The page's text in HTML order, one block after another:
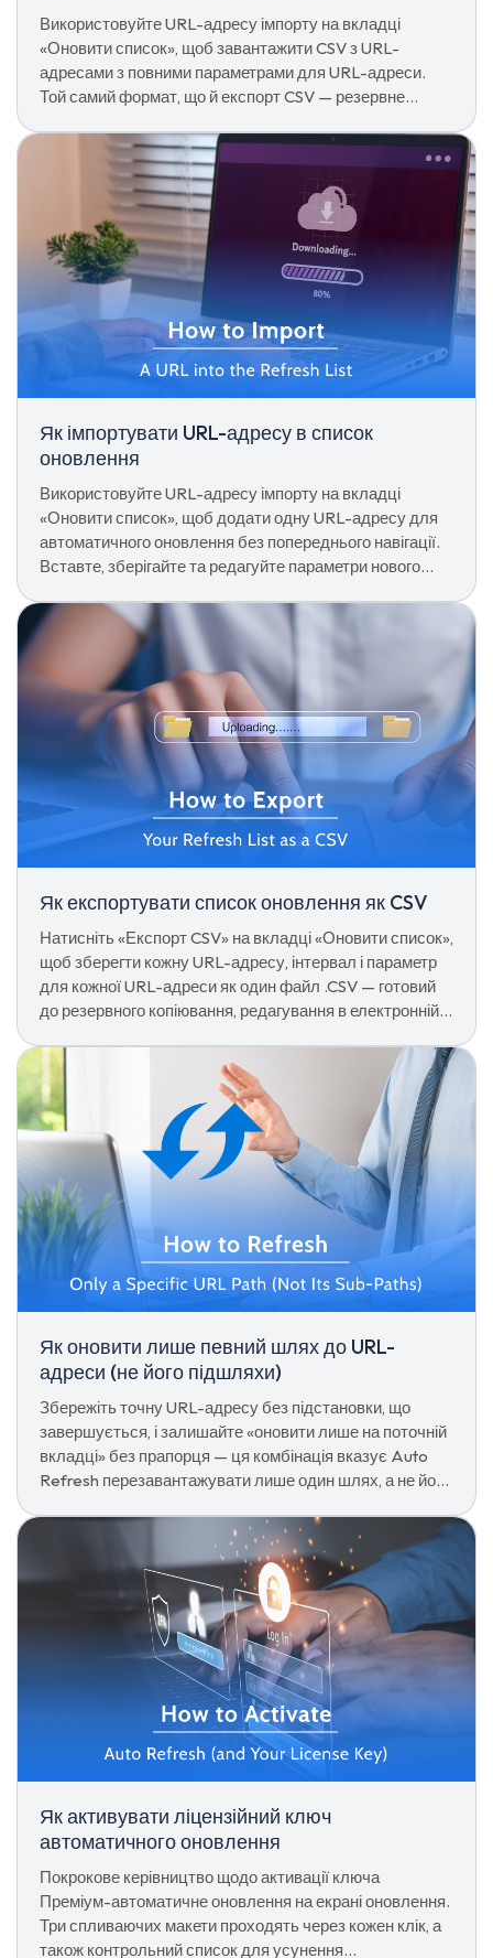
Використовуйте URL-адресу імпорту на вкладці
«Оновити список», щоб завантажити CSV з URL-
адресами з повними параметрами для URL-адреси.
Той самий формат, що й експорт CSV — резервне
конфігурації одним кліком.
Як імпортувати URL-адресу в список
оновлення
Використовуйте URL-адресу імпорту на вкладці
«Оновити список», щоб додати одну URL-адресу для
автоматичного оновлення без попереднього навігації.
Вставте, зберігайте та редагуйте параметри нового
Як експортувати список оновлення як CSV
Натисніть «Експорт CSV» на вкладці «Оновити список»,
щоб зберегти кожну URL-адресу, інтервал і параметр
для кожної URL-адреси як один файл .CSV — готовий
до резервного копіювання, редагування в електронній
Як оновити лише певний шлях до URL-
адреси (не його підшляхи)
Збережіть точну URL-адресу без підстановки, що
завершується, і залишайте «оновити лише на поточній
вкладці» без прапорця — ця комбінація вказує Auto
Refresh перезавантажувати лише один шлях, а не його
Як активувати ліцензійний ключ
автоматичного оновлення
Покрокове керівництво щодо активації ключа
Преміум-автоматичне оновлення на екрані оновлення.
Три спливаючих макети проходять через кожен клік, а
також контрольний список для усунення